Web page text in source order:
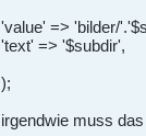
'value' => 'bilder/
'text' => '$subdir',
);
irgendwie muss